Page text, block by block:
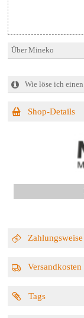
Über Mineko
Wie löse ich einen
Shop-Details
Zahlungsweise
Versandkosten
Tags